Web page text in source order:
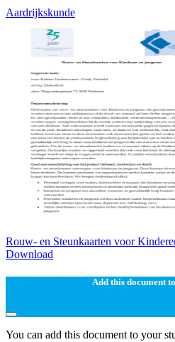
Aardrijkskunde
Rouw- en Steunkaarten voor
Download
Add this document
You can add this document to your